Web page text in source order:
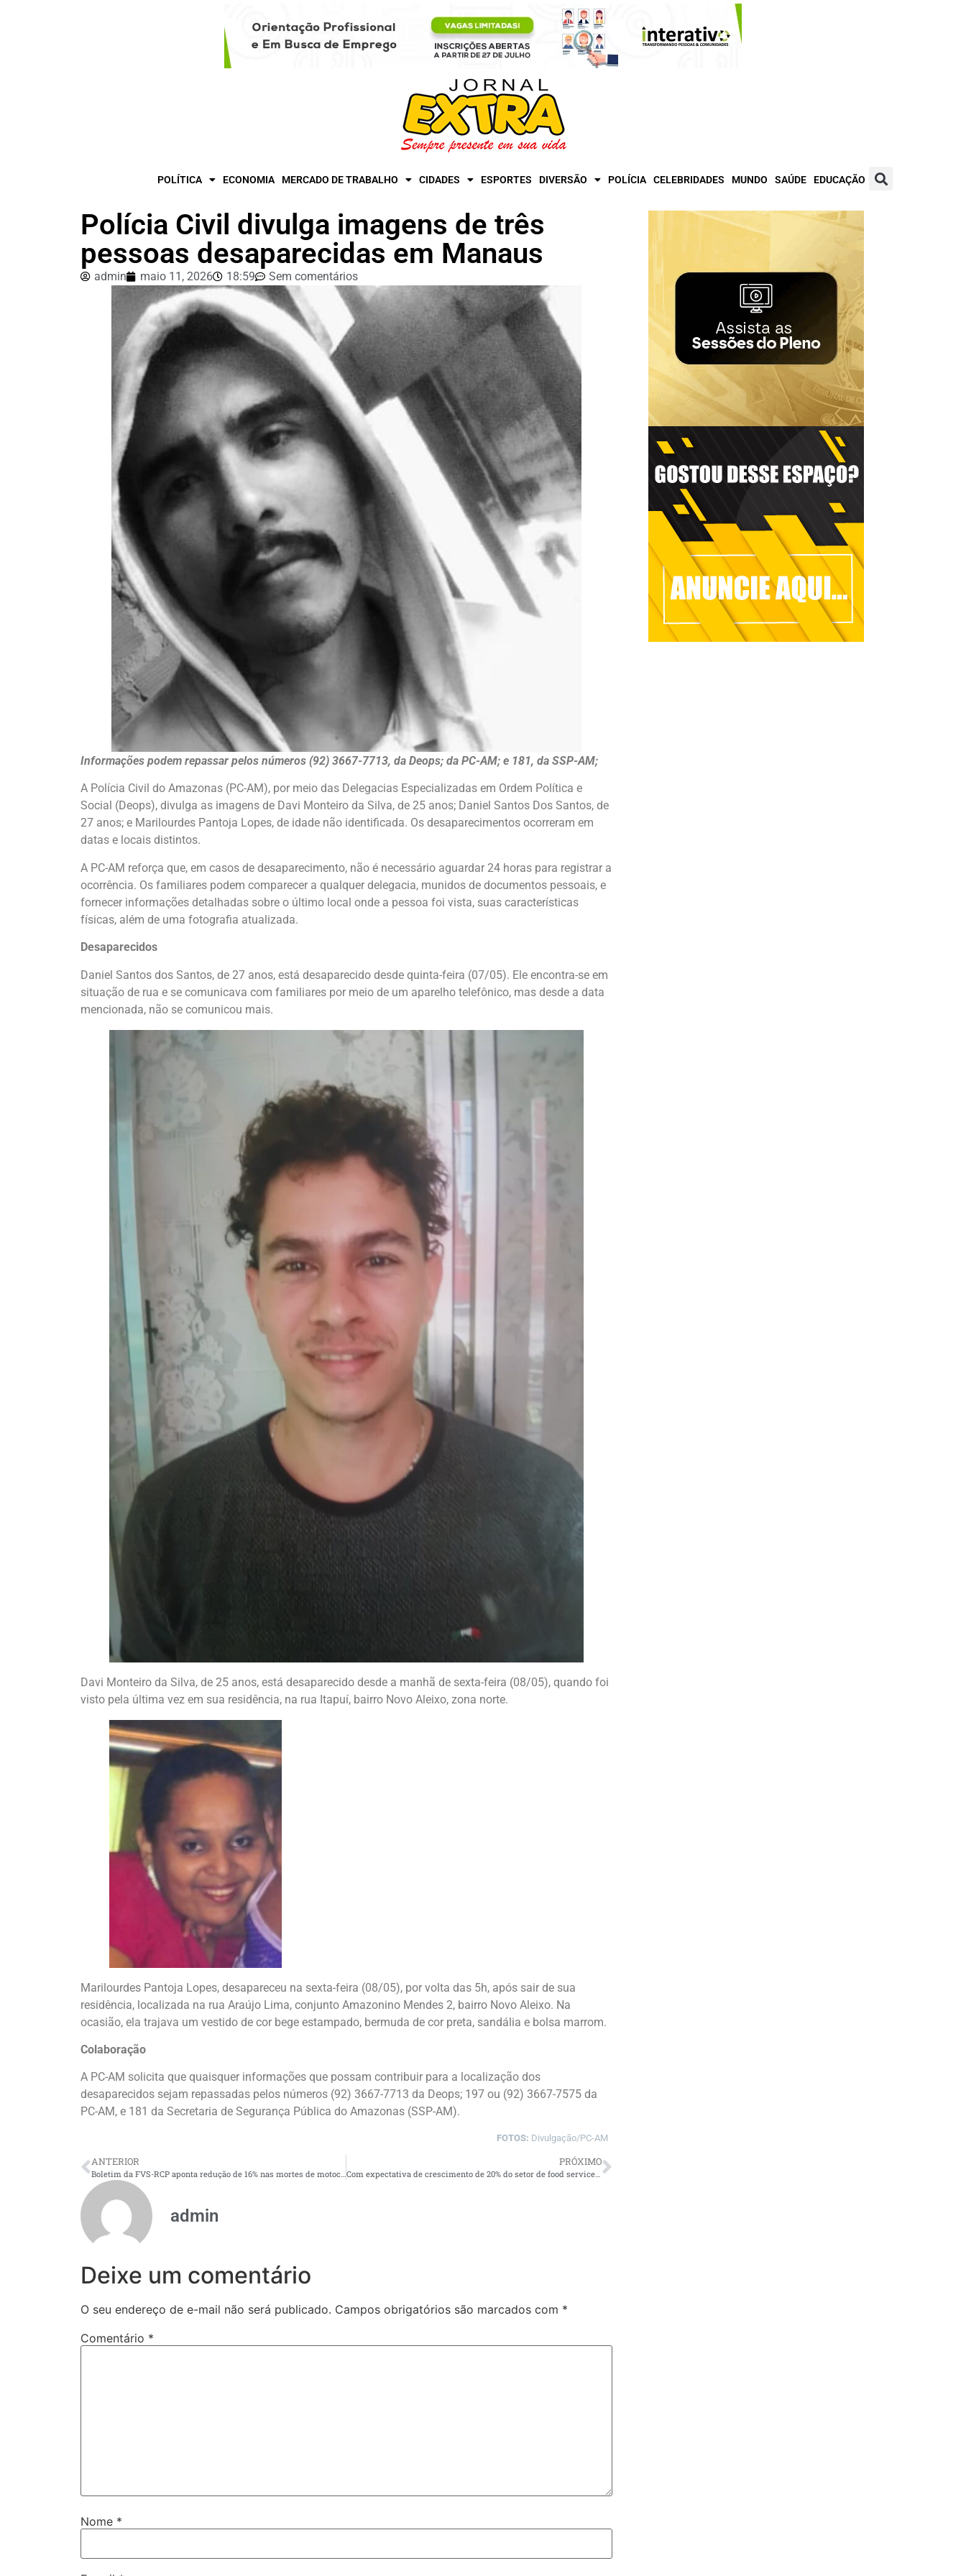
POLÍTICA ECONOMIA MERCADO DE TRABALHO CIDADES ESPORTES DIVERSÃO POLÍCIA CELEBRIDADES MUNDO SAÚDE EDUCAÇÃO
Polícia Civil divulga imagens de três
pessoas desaparecidas em Manaus
admin maio 11, 2026 18:59 Sem comentários
Informações podem repassar pelos números (92) 3667-7713, da Deops; da PC-AM; e 181, da SSP-AM;
A Polícia Civil do Amazonas (PC-AM), por meio das Delegacias Especializadas em Ordem Política e
Social (Deops), divulga as imagens de Davi Monteiro da Silva, de 25 anos; Daniel Santos Dos Santos, de
27 anos; e Marilourdes Pantoja Lopes, de idade não identificada. Os desaparecimentos ocorreram em
datas e locais distintos.
A PC-AM reforça que, em casos de desaparecimento, não é necessário aguardar 24 horas para registrar a
ocorrência. Os familiares podem comparecer a qualquer delegacia, munidos de documentos pessoais, e
fornecer informações detalhadas sobre o último local onde a pessoa foi vista, suas características
físicas, além de uma fotografia atualizada.
Desaparecidos
Daniel Santos dos Santos, de 27 anos, está desaparecido desde quinta-feira (07/05). Ele encontra-se em
situação de rua e se comunicava com familiares por meio de um aparelho telefônico, mas desde a data
mencionada, não se comunicou mais.
Davi Monteiro da Silva, de 25 anos, está desaparecido desde a manhã de sexta-feira (08/05), quando foi
visto pela última vez em sua residência, na rua Itapuí, bairro Novo Aleixo, zona norte.
Marilourdes Pantoja Lopes, desapareceu na sexta-feira (08/05), por volta das 5h, após sair de sua
residência, localizada na rua Araújo Lima, conjunto Amazonino Mendes 2, bairro Novo Aleixo. Na
ocasião, ela trajava um vestido de cor bege estampado, bermuda de cor preta, sandália e bolsa marrom.
Colaboração
A PC-AM solicita que quaisquer informações que possam contribuir para a localização dos
desaparecidos sejam repassadas pelos números (92) 3667-7713 da Deops; 197 ou (92) 3667-7575 da
PC-AM, e 181 da Secretaria de Segurança Pública do Amazonas (SSP-AM).
FOTOS: Divulgação/PC-AM
ANTERIOR
Boletim da FVS-RCP aponta redução de 16% nas mortes de motociclistas no trânsito no Amazonas, em 2025
PRÓXIMO
Com expectativa de crescimento de 20% do setor de food service, Grupo Queiroz reforça estratégia para atender demanda na Copa
admin
Deixe um comentário
O seu endereço de e-mail não será publicado. Campos obrigatórios são marcados com *
Comentário *
Nome *